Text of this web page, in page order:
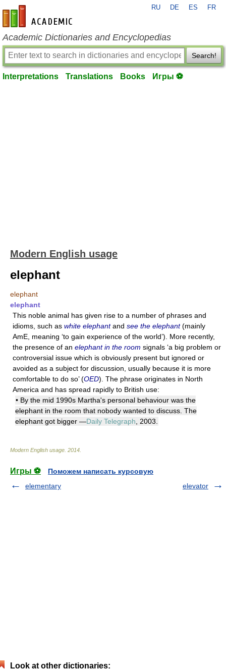
en-academic.com
RU DE ES FR
Academic Dictionaries and Encyclopedias
Search!
Interpretations Translations Books Игры ⚽
Modern English usage
elephant
elephant
elephant
This noble animal has given rise to a number of phrases and
idioms, such as white elephantand see the elephant(mainly
AmE, meaning ‘to gain experience of the world’). More recently,
the presence of an elephant in the room signals ‘a big problem or
controversial issue which is obviously present but ignored or
avoided as a subject for discussion, usually because it is more
comfortable to do so’ (OED). The phrase originates in North
America and has spread rapidly to British use:
• By the mid 1990s Martha's personal behaviour was the
elephant in the room that nobody wanted to discuss. The
elephant got bigger —Daily Telegraph , 2003.
Modern English usage 2014
Игры ⚽
Поможем написать курсовую
elementary
elevator
Look at other dictionaries: